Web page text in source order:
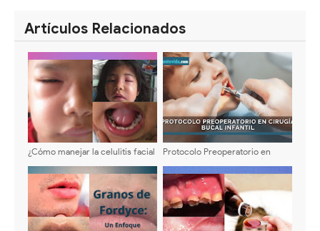
Artículos Relacionados
¿Cómo manejar la celulitis facial
pediátrico? - Manejo clínico y
farmacológico
Protocolo Preoperatorio en
Cirugía Bucal Infantil: Guía
Clínica Actualizada